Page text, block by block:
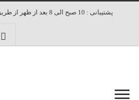
پشتیبانی : 10 صبح الی 8 بعد از ظهر از طریق تلفن 09039576277